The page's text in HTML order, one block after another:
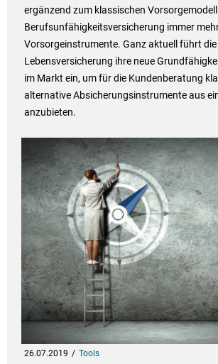
ergänzend zum klassischen
Berufsunfähigkeitsversicherung immer
Vorsorgeinstrumente. Ganz aktuell führt
Lebensversicherung ihre neue
im Markt ein, um für die Kundenberatung
alternative Absicherungsinstrumente aus
anzubieten.
26.07.2019 Tools